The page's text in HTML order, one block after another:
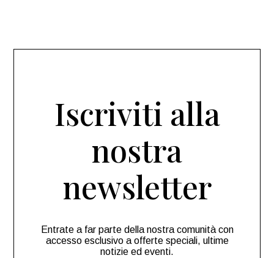
Iscriviti alla
nostra
newsletter
Entrate a far parte della nostra comunità con
accesso esclusivo a offerte speciali, ultime
notizie ed eventi.